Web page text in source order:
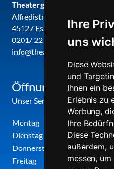
Ihre
uns
Diese
und
Ihnen ein
Erlebnis zu
Werbung,
Ihre
Diese
außerdem,
messen,
Theatergemeinde metropole
Alfredistr. 32
45127 Essen
0201/ 22 22 29
info@theatergemeinde-
Öffnungszeiten
Unser Service-Center ist zu
Montag
12:00
Dienstag
09:00
Donnerstag
09:00
Freitag
09:00